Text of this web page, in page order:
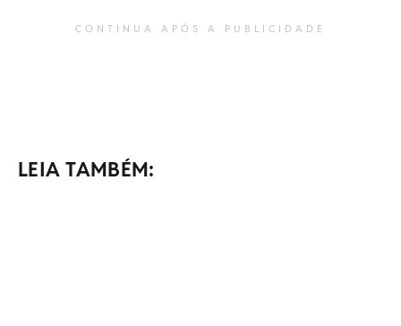
CONTINUA APÓS A PUBLICIDADE
LEIA TAMBÉM: